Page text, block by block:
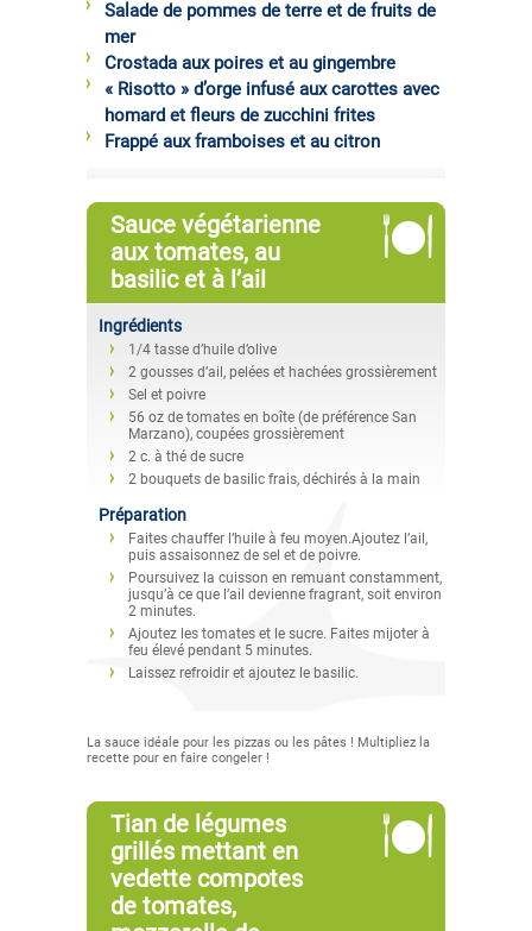
Salade de pommes de terre et de fruits de
mer
Crostada aux poires et au gingembre
« Risotto » d’orge infusé aux carottes avec
homard et fleurs de zucchini frites
Frappé aux framboises et au citron
Sauce végétarienne
aux tomates, au
basilic et à l’ail
Ingrédients
1/4 tasse d’huile d’olive
2 gousses d’ail, pelées et hachées grossièrement
Sel et poivre
56 oz de tomates en boîte (de préférence San
Marzano), coupées grossièrement
2 c. à thé de sucre
2 bouquets de basilic frais, déchirés à la main
Préparation
Faites chauffer l’huile à feu moyen.Ajoutez l’ail,
puis assaisonnez de sel et de poivre.
Poursuivez la cuisson en remuant constamment,
jusqu’à ce que l’ail devienne fragrant, soit environ
2 minutes.
Ajoutez les tomates et le sucre. Faites mijoter à
feu élevé pendant 5 minutes.
Laissez refroidir et ajoutez le basilic.
La sauce idéale pour les pizzas ou les pâtes ! Multipliez la
recette pour en faire congeler !
Tian de légumes
grillés mettant en
vedette compotes
de tomates,